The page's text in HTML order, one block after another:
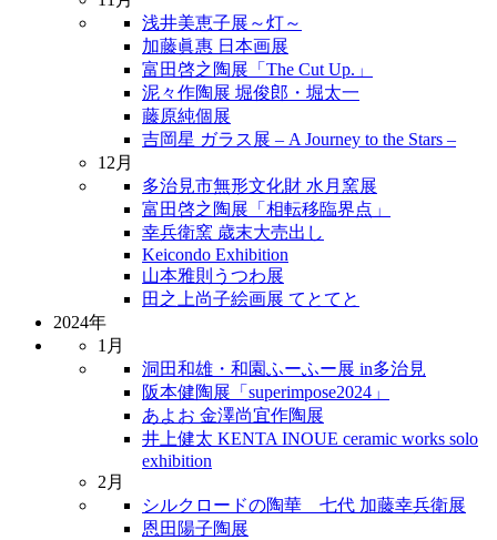
浅井美恵子展～灯～
加藤眞惠 日本画展
富田啓之陶展「The Cut Up.」
泥々作陶展 堀俊郎・堀太一
藤原純個展
吉岡星 ガラス展 – A Journey to the Stars –
12月
多治見市無形文化財 水月窯展
富田啓之陶展「相転移臨界点」
幸兵衛窯 歳末大売出し
Keicondo Exhibition
山本雅則うつわ展
田之上尚子絵画展 てとてと
2024年
1月
洞田和雄・和園ふーふー展 in多治見
阪本健陶展「superimpose2024」
あよお 金澤尚宜作陶展
井上健太 KENTA INOUE ceramic works solo
exhibition
2月
シルクロードの陶華 七代 加藤幸兵衛展
恩田陽子陶展